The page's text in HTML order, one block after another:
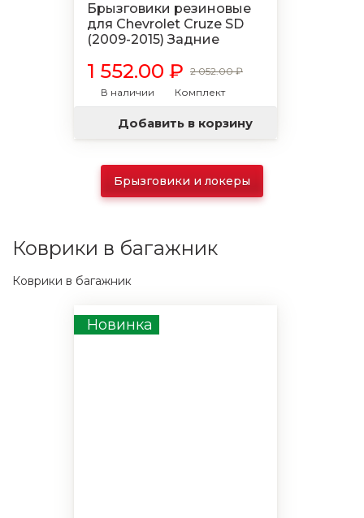
Брызговики резиновые
для Chevrolet Cruze SD
(2009-2015) Задние
1 552.00 ₽ 2 052.00 ₽
В наличии
Комплект
Добавить в корзину
Брызговики и локеры
Коврики в багажник
Коврики в багажник
Новинка